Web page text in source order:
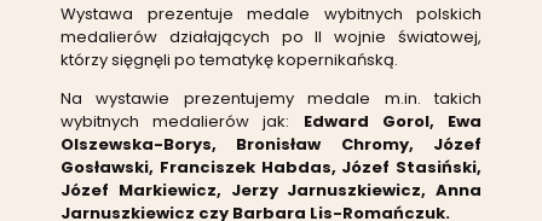
Wystawa prezentuje medale wybitnych polskich
medalierów działających po II wojnie światowej,
którzy sięgnęli po tematykę kopernikańską.
Na wystawie prezentujemy medale m.in. takich
wybitnych medalierów jak: Edward Gorol, Ewa
Olszewska-Borys, Bronisław Chromy, Józef
Gosławski, Franciszek Habdas, Józef Stasiński,
Józef Markiewicz, Jerzy Jarnuszkiewicz, Anna
Jarnuszkiewicz czy Barbara Lis-Romańczuk.